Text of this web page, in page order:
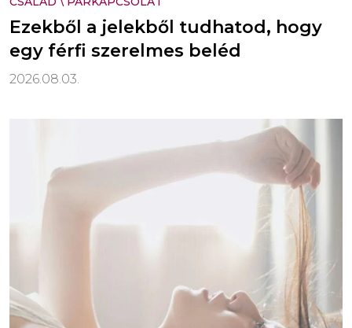
Ezekből a jelekből tudhatod, hogy
egy férfi szerelmes beléd
2026.08.03.